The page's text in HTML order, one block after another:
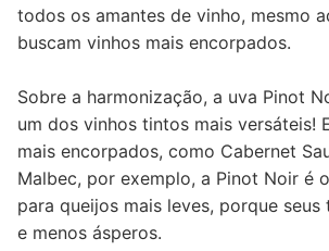
todos os amantes de vinho, mesmo
buscam vinhos mais encorpados.
Sobre a harmonização, a uva Pinot
um dos vinhos tintos mais versáteis!
mais encorpados, como Cabernet
Malbec, por exemplo, a Pinot Noir é
para queijos mais leves, porque seus
e menos ásperos.